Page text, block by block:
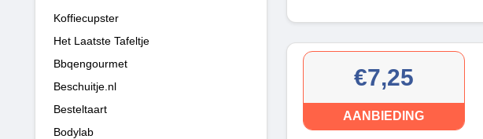
Koffiecupster
Het Laatste Tafeltje
Bbqengourmet
Beschuitje.nl
Besteltaart
Bodylab
€7,25
AANBIEDING